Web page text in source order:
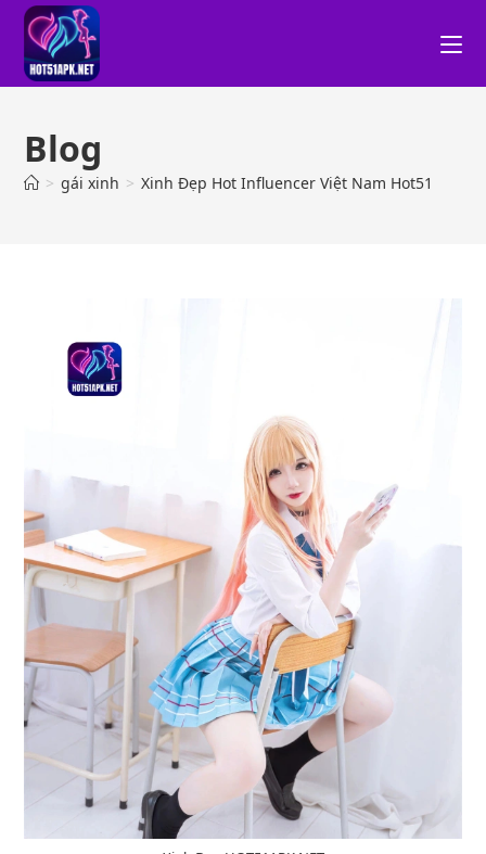
Blog
> gái xinh > Xinh Đẹp Hot Influencer Việt Nam Hot51